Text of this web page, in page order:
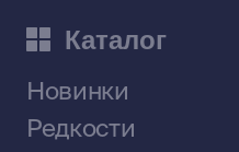
Договор оферты